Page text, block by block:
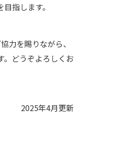
指します。
力を賜りながら、
。どうぞよろしくお
2025年4月更新